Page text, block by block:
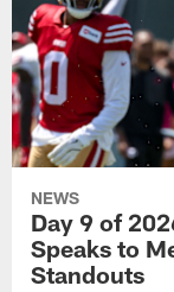
NEWS
Day 9 of
Speaks to
Standouts